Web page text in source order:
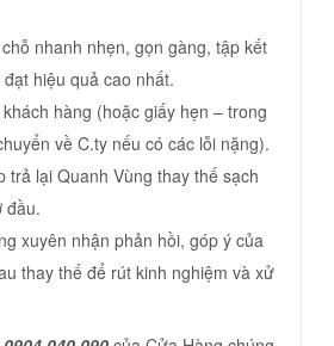
nhanh nhẹn, gọn gàng, tập kết
hiệu quả cao nhất.
hàng (hoặc giấy hẹn – trong
về C.ty nếu có các lỗi nặng).
trả lại Quanh Vùng thay thế sạch
đầu.
xuyên nhận phản hồi, góp ý của
thay thế để rút kinh nghiệm và xử